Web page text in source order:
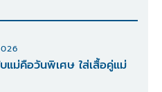
แม่คือวันพิเศษ ใส่เสื้อคู่แม่